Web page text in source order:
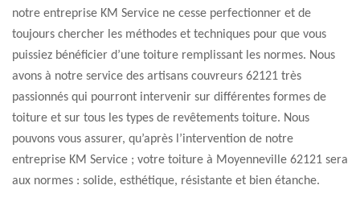
notre entreprise KM Service ne cesse perfectionner et de
toujours chercher les méthodes et techniques pour que vous
puissiez bénéficier d’une toiture remplissant les normes. Nous
avons à notre service des artisans couvreurs 62121 très
passionnés qui pourront intervenir sur différentes formes de
toiture et sur tous les types de revêtements toiture. Nous
pouvons vous assurer, qu’après l’intervention de notre
entreprise KM Service ; votre toiture à Moyenneville 62121 sera
aux normes : solide, esthétique, résistante et bien étanche.